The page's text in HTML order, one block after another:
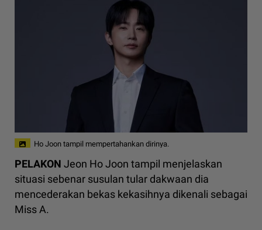
Ho Joon tampil mempertahankan dirinya.
PELAKON Jeon Ho Joon tampil menjelaskan
situasi sebenar susulan tular dakwaan dia
mencederakan bekas kekasihnya dikenali sebagai
Miss A.